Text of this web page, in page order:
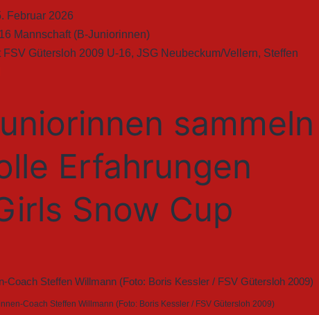
Februar 2026
Mannschaft (B-Juniorinnen)
FSV Gütersloh 2009 U-16, JSG Neubeckum/Vellern, Steffen
sammeln
Erfahrungen
Snow Cup
Coach Steffen Willmann (Foto: Boris Kessler / FSV Gütersloh 2009)